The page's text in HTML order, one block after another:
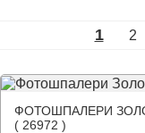
1 2
ФОТОШПАЛЕРИ
( 26972 )